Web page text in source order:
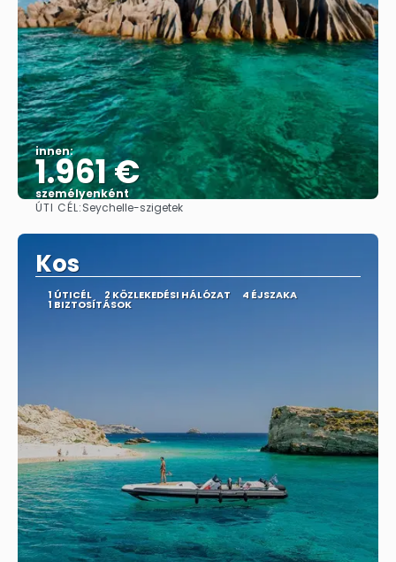
innen:
1.961 €
személyenként
Megnézem
ÚTI CÉL:Seychelle-szigetek
Kos
1 ÚTICÉL 2 KÖZLEKEDÉSI HÁLÓZAT 4 ÉJSZAKA
1 BIZTOSÍTÁSOK